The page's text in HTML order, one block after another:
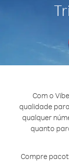
Com o
qualidade
qualquer
quanto
Compre